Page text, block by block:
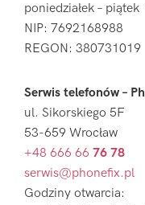
poniedziałek –
NIP: 7692168988
REGON: 380731019
Serwis telefonów –
ul. Sikorskiego 5F
53-659 Wrocław
+48 666 66 76 78
serwis@phonefix.pl
Godziny otwarcia: